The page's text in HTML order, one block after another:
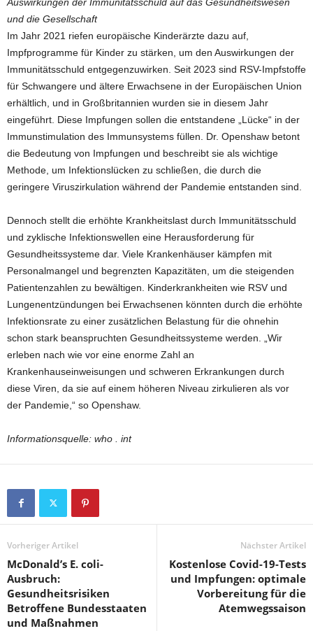
Auswirkungen der Immunitätsschuld auf das Gesundheitswesen
und die Gesellschaft
Im Jahr 2021 riefen europäische Kinderärzte dazu auf,
Impfprogramme für Kinder zu stärken, um den Auswirkungen der
Immunitätsschuld entgegenzuwirken. Seit 2023 sind RSV-Impfstoffe
für Schwangere und ältere Erwachsene in der Europäischen Union
erhältlich, und in Großbritannien wurden sie in diesem Jahr
eingeführt. Diese Impfungen sollen die entstandene „Lücke“ in der
Immunstimulation des Immunsystems füllen. Dr. Openshaw betont
die Bedeutung von Impfungen und beschreibt sie als wichtige
Methode, um Infektionslücken zu schließen, die durch die
geringere Viruszirkulation während der Pandemie entstanden sind.
Dennoch stellt die erhöhte Krankheitslast durch Immunitätsschuld
und zyklische Infektionswellen eine Herausforderung für
Gesundheitssysteme dar. Viele Krankenhäuser kämpfen mit
Personalmangel und begrenzten Kapazitäten, um die steigenden
Patientenzahlen zu bewältigen. Kinderkrankheiten wie RSV und
Lungenentzündungen bei Erwachsenen könnten durch die erhöhte
Infektionsrate zu einer zusätzlichen Belastung für die ohnehin
schon stark beanspruchten Gesundheitssysteme werden. „Wir
erleben nach wie vor eine enorme Zahl an
Krankenhauseinweisungen und schweren Erkrankungen durch
diese Viren, da sie auf einem höheren Niveau zirkulieren als vor
der Pandemie,“ so Openshaw.
Informationsquelle: who . int
Vorheriger Artikel
McDonald’s E. coli-
Ausbruch:
Gesundheitsrisiken
Betroffene Bundesstaaten
und Maßnahmen
Nächster Artikel
Kostenlose Covid-19-Tests
und Impfungen: optimale
Vorbereitung für die
Atemwegssaison